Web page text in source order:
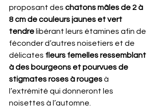
proposant des chatons mâles de 2 à
8 cm de couleurs jaunes et vert
tendre libérant leurs étamines afin de
féconder d’autres noisetiers et de
délicates fleurs femelles ressemblant
à des bourgeons et pourvues de
stigmates roses à rouges à
l’extrémité qui donneront les
noisettes à l’automne.